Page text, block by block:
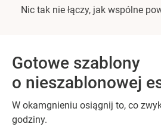
Nic tak nie łączy, jak wspólne
Gotowe szablony
o nieszablonowej
W okamgnieniu osiągnij to, co
godziny.